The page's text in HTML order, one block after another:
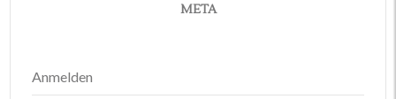
META
Anmelden